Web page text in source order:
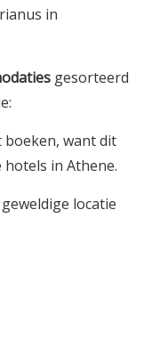
in
gesorteerd
boeken, want dit
in Athene.
locatie